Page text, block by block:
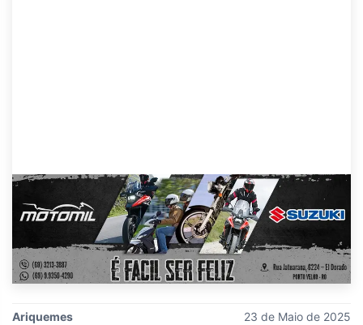
Ariquemes 23 de Maio de 2025